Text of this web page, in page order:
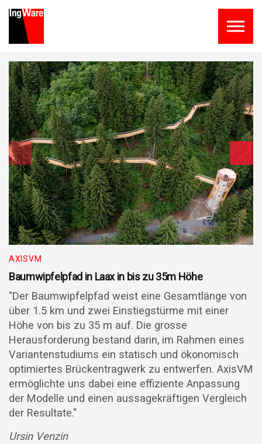
AXISVM
Baumwipfelpfad in Laax in bis zu 35m Höhe
"Der Baumwipfelpfad weist eine Gesamtlänge von
über 1.5 km und zwei Einstiegstürme mit einer
Höhe von bis zu 35 m auf. Die grosse
Herausforderung bestand darin, im Rahmen eines
Variantenstudiums ein statisch und ökonomisch
optimiertes Brückentragwerk zu entwerfen. AxisVM
ermöglichte uns dabei eine effiziente Anpassung
der Modelle und einen aussagekräftigen Vergleich
der Resultate."
Ursin Venzin